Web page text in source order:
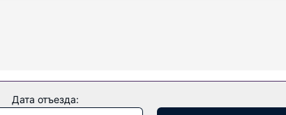
и постельное белье высшего качества сделают ваш
красивым видом, а также прочие услуги и
услуги и удобства: услуги консьержа,
Дата отъезда: